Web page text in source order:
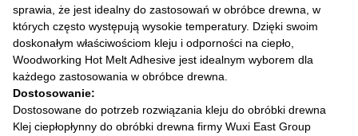
sprawia, że jest idealny do zastosowań w obróbce drewna, w
których często występują wysokie temperatury. Dzięki swoim
doskonałym właściwościom kleju i odporności na ciepło,
Woodworking Hot Melt Adhesive jest idealnym wyborem dla
każdego zastosowania w obróbce drewna.
Dostosowanie:
Dostosowane do potrzeb rozwiązania kleju do obróbki drewna
Klej ciepłopłynny do obróbki drewna firmy Wuxi East Group